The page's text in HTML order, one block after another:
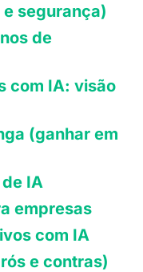
segurança)
de
com IA: visão
(ganhar em
IA
empresas
com IA
e contras)